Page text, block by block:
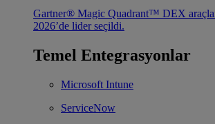
Gartner® Magic Quadrant™ DEX
2026’de lider seçildi.
Temel Entegrasyonlar
Microsoft Intune
ServiceNow